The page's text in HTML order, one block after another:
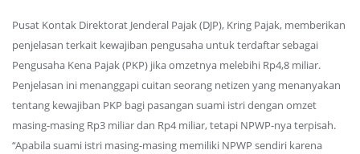
Pusat Kontak Direktorat Jenderal Pajak (DJP), Kring Pajak, memberikan
penjelasan terkait kewajiban pengusaha untuk terdaftar sebagai
Pengusaha Kena Pajak (PKP) jika omzetnya melebihi Rp4,8 miliar.
Penjelasan ini menanggapi cuitan seorang netizen yang menanyakan
tentang kewajiban PKP bagi pasangan suami istri dengan omzet
masing-masing Rp3 miliar dan Rp4 miliar, tetapi NPWP-nya terpisah.
“Apabila suami istri masing-masing memiliki NPWP sendiri karena